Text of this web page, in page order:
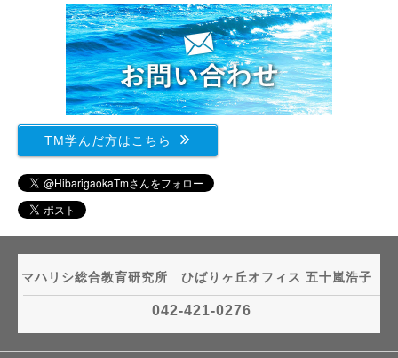
TM学んだ方はこちら
マハリシ総合教育研究所 ひばりヶ丘オフィス 五十嵐浩子
042-421-0276